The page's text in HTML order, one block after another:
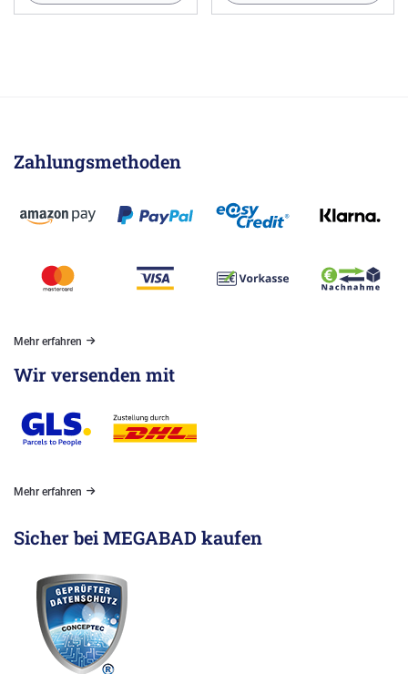
Zahlungsmethoden
Mehr erfahren
Wir versenden mit
Mehr erfahren
Sicher bei MEGABAD kaufen